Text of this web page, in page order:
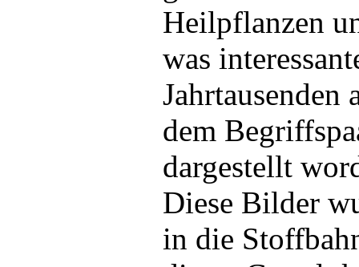
Heilpflanzen
was
dem
dargestellt
Diese Bilder
in die